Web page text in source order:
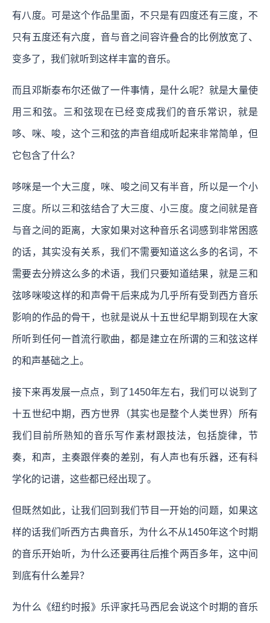
有八度。可是这个作品里面，不只是有四度还有三度，不
只有五度还有六度，音与音之间容许叠合的比例放宽了、
变多了，我们就听到这样丰富的音乐。
而且邓斯泰布尔还做了一件事情，是什么呢？就是大量使
用三和弦。三和弦现在已经变成我们的音乐常识，就是
哆、咪、唆，这个三和弦的声音组成听起来非常简单，但
它包含了什么？
哆咪是一个大三度，咪、唆之间又有半音，所以是一个小
三度。所以三和弦结合了大三度、小三度。度之间就是音
与音之间的距离，大家如果对这种音乐名词感到非常困惑
的话，其实没有关系，我们不需要知道这么多的名词，不
需要去分辨这么多的术语，我们只要知道结果，就是三和
弦哆咪唆这样的和声骨干后来成为几乎所有受到西方音乐
影响的作品的骨干，也就是说从十五世纪早期到现在大家
所听到任何一首流行歌曲，都是建立在所谓的三和弦这样
的和声基础之上。
接下来再发展一点点，到了1450年左右，我们可以说到了
十五世纪中期，西方世界（其实也是整个人类世界）所有
我们目前所熟知的音乐写作素材跟技法，包括旋律，节
奏，和声，主奏跟伴奏的差别，有人声也有乐器，还有科
学化的记谱，这些都已经出现了。
但既然如此，让我们回到我们节目一开始的问题，如果这
样的话我们听西方古典音乐，为什么不从1450年这个时期
的音乐开始听，为什么还要再往后推个两百多年，这中间
到底有什么差异？
为什么《纽约时报》乐评家托马西尼会说这个时期的音乐